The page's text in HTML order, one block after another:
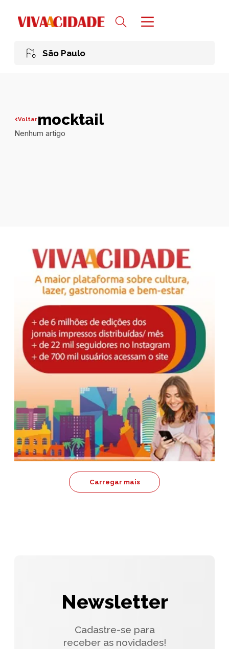
São Paulo
Voltarmocktail
Nenhum artigo
Carregar mais
Newsletter
Cadastre-se para
receber as novidades!